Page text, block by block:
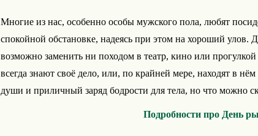
Многие из нас, особенно особы мужского пола, любят
спокойной обстановке, надеясь при этом на хороший улов.
возможно заменить ни походом в театр, кино или
всегда знают своё дело, или, по крайней мере, находят в
души и приличный заряд бодрости для тела, но что можно
Подробности про День